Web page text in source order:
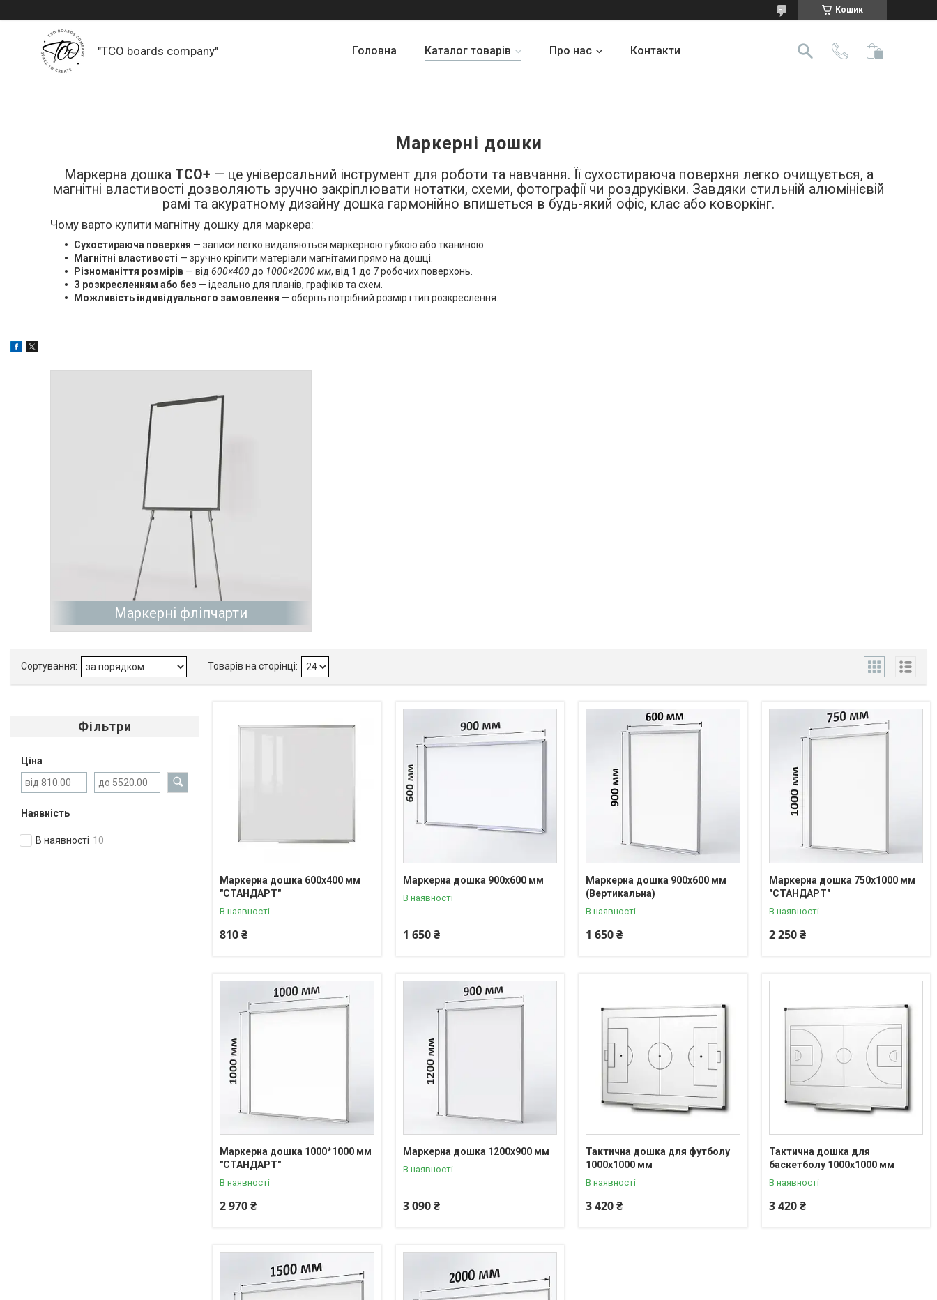
Кошик
"TCO boards company" Головна Каталог товарів Про нас Контакти
Маркерні дошки
Маркерна дошка ТСО+ — це універсальний інструмент для роботи та навчання. Її сухостираюча поверхня легко очищується, а
магнітні властивості дозволяють зручно закріплювати нотатки, схеми, фотографії чи роздруківки. Завдяки стильній алюмінієвій
рамі та акуратному дизайну дошка гармонійно впишеться в будь-який офіс, клас або коворкінг.
Чому варто купити магнітну дошку для маркера:
Сухостираюча поверхня — записи легко видаляються маркерною губкою або тканиною.
Магнітні властивості — зручно кріпити матеріали магнітами прямо на дошці.
Різноманіття розмірів — від 600×400 до 1000×2000 мм, від 1 до 7 робочих поверхонь.
З розкресленням або без — ідеально для планів, графіків та схем.
Можливість індивідуального замовлення — оберіть потрібний розмір і тип розкреслення.
Маркерні фліпчарти
Фільтри
Ціна
Наявність
В наявності 10
Маркерна дошка 600х400 мм
"СТАНДАРТ"
В наявності
810 ₴
Маркерна дошка 900х600 мм
В наявності
1 650 ₴
Маркерна дошка 900х600 мм
(Вертикальна)
В наявності
1 650 ₴
Маркерна дошка 750х1000 мм
"CТАНДАРТ"
В наявності
2 250 ₴
Маркерна дошка 1000*1000 мм
"СТАНДАРТ"
В наявності
2 970 ₴
Маркерна дошка 1200х900 мм
В наявності
3 090 ₴
Тактична дошка для футболу
1000х1000 мм
В наявності
3 420 ₴
Тактична дошка для
баскетболу 1000х1000 мм
В наявності
3 420 ₴